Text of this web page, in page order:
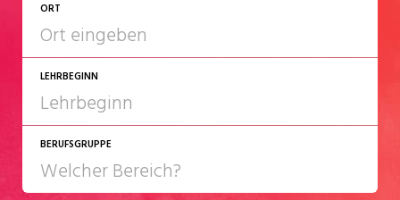
ORT
LEHRBEGINN
2027
BERUFSGRUPPE